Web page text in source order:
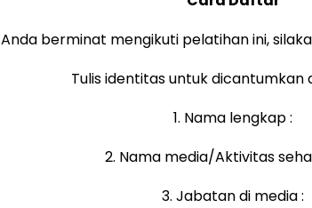
Anda berminat mengikuti pelatihan ini,
Tulis identitas untuk dicantumkan
1. Nama lengkap :
2. Nama media/Aktivitas
3. Jabatan di media :